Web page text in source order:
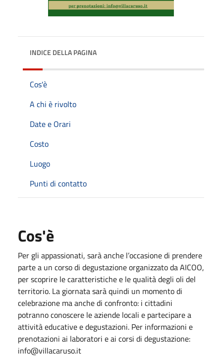
INDICE DELLA PAGINA
Cos'è
A chi è rivolto
Date e Orari
Costo
Luogo
Punti di contatto
Cos'è
Per gli appassionati, sarà anche l’occasione di prendere
parte a un corso di degustazione organizzato da AICOO,
per scoprire le caratteristiche e le qualità degli oli del
territorio. La giornata sarà quindi un momento di
celebrazione ma anche di confronto: i cittadini
potranno conoscere le aziende locali e partecipare a
attività educative e degustazioni. Per informazioni e
prenotazioni ai laboratori e ai corsi di degustazione:
info@villacaruso.it